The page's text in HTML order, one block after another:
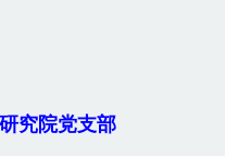
究院党支部